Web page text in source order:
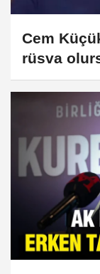
Cem
rüsva
tehdit